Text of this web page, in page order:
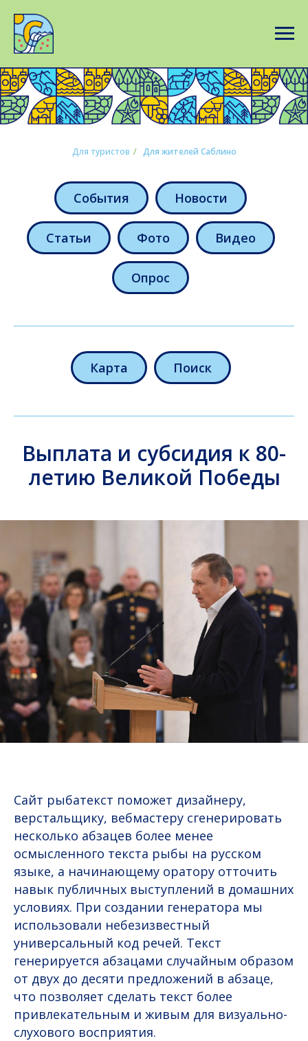
Для туристов / Для жителей Саблино
События Новости
Статьи Фото Видео
Опрос
Карта Поиск
Выплата и субсидия к 80-
летию Великой Победы
Сайт рыбатекст поможет дизайнеру,
верстальщику, вебмастеру сгенерировать
несколько абзацев более менее
осмысленного текста рыбы на русском
языке, а начинающему оратору отточить
навык публичных выступлений в домашних
условиях. При создании генератора мы
использовали небезизвестный
универсальный код речей. Текст
генерируется абзацами случайным образом
от двух до десяти предложений в абзаце,
что позволяет сделать текст более
привлекательным и живым для визуально-
слухового восприятия.